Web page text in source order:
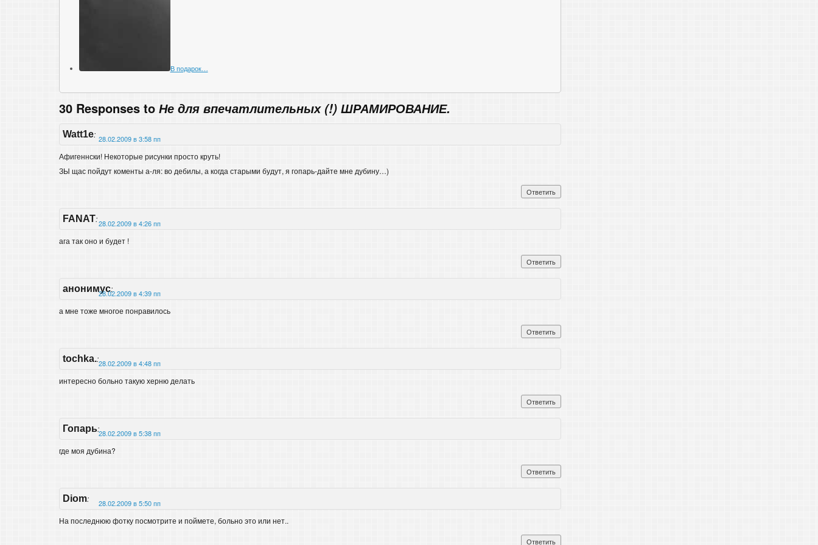
В подарок…
30 Responses to Не для впечатлительных (!) ШРАМИРОВАНИЕ.
Watt1e: 28.02.2009 в 3:58 пп
Афигеннски! Некоторые рисунки просто круть!
ЗЫ щас пойдут коменты а-ля: во дебилы, а когда старыми будут, я гопарь-дайте мне дубину…)
Ответить
FANAT:28.02.2009 в 4:26 пп
ага так оно и будет !
Ответить
анонимус:
28.02.2009 в 4:39 пп
а мне тоже многое понравилось
Ответить
tochka.:28.02.2009 в 4:48 пп
интересно больно такую херню делать
Ответить
Гопарь:28.02.2009 в 5:38 пп
где моя дубина?
Ответить
Diom: 28.02.2009 в 5:50 пп
На последнюю фотку посмотрите и поймете, больно это или нет..
Ответить